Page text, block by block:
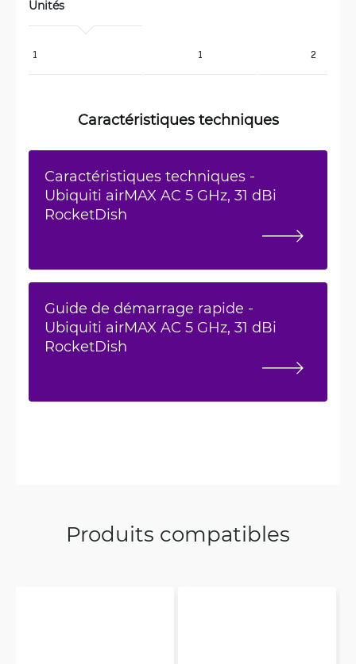
Unités
1 1 2
Caractéristiques techniques
Caractéristiques techniques -
Ubiquiti airMAX AC 5 GHz, 31 dBi
RocketDish
Guide de démarrage rapide -
Ubiquiti airMAX AC 5 GHz, 31 dBi
RocketDish
Produits compatibles